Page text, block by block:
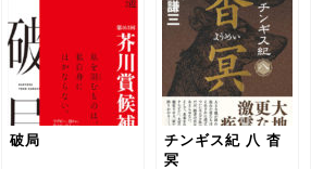
破局
チンギス紀 八 杳
冥